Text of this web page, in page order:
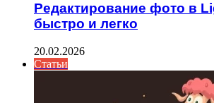
Редактирование фото в
быстро и легко
20.02.2026
Статьи